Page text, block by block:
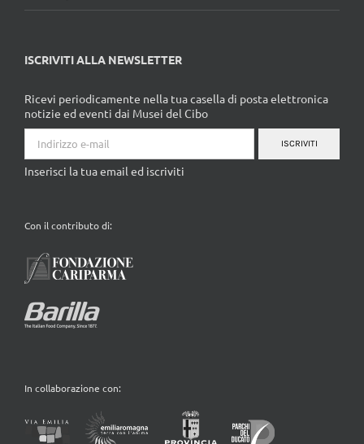
ISCRIVITI ALLA NEWSLETTER
Ricevi periodicamente nella tua casella di posta elettronica
notizie ed eventi dai Musei del Cibo
ISCRIVITI
Inserisci la tua email ed iscriviti
Con il contributo di:
In collaborazione con: